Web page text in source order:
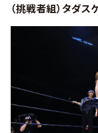
（挑戦者組）タダ